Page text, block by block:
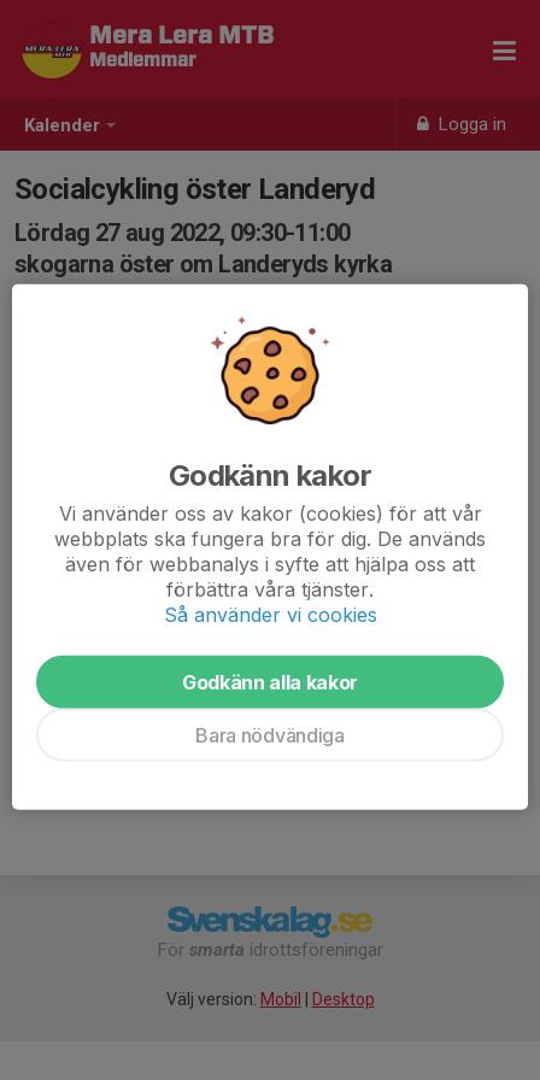
Kalender Logga in
Mera Lera MTB
Medlemmar
Socialcykling öster Landeryd
Lördag 27 aug 2022, 09:30-11:00
skogarna öster om Landeryds kyrka
En lite enklare SC då banan innehåller grusväg, skogsväg,
oteknisk finstig och i princip inga stökiga partier alls.
Start kl 0930 från parkeringen vid Hjulsbrobadet. Borde
Fart efter kamrat!
Se mer info på hemsidan via länk nedan.
www.meraleramtb.com/meraleramtb-
vuxengrupp/nyheter/1834119/socialcykling-igen
För smarta idrottsföreningar
Välj version: Mobil Desktop
Godkänn kakor
Vi använder oss av kakor (cookies) för att vår
webbplats ska fungera bra för dig. De används
även för webbanalys i syfte att hjälpa oss att
förbättra våra tjänster.
Så använder vi cookies
Godkänn alla kakor
Bara nödvändiga